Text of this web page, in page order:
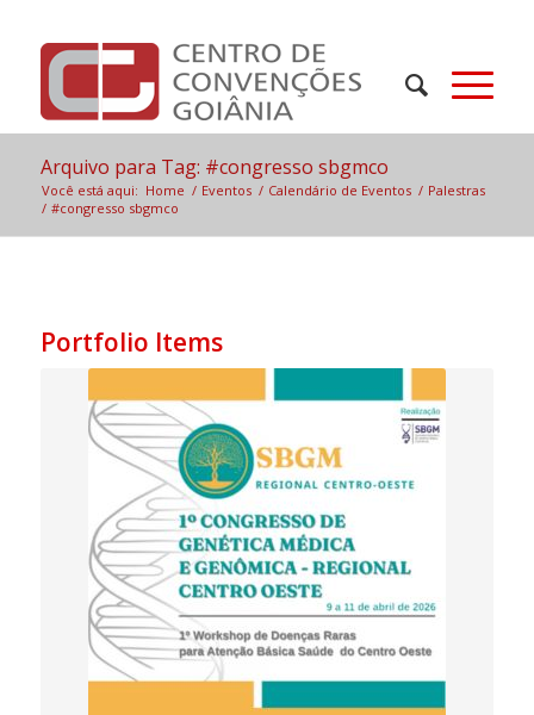
Arquivo para Tag: #congresso sbgmco
Você está aqui: Home / Eventos / Calendário de Eventos / Palestras
/ #congresso sbgmco
Portfolio Items